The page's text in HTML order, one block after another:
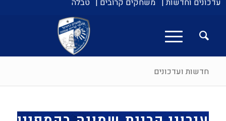
עדכונים וחדשות | משחקים קרובים | טבלה
חדשות ועדכונים